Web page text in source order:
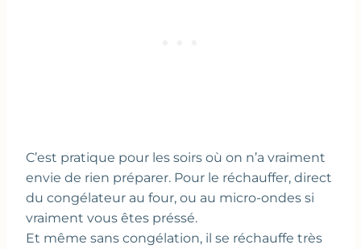
C’est pratique pour les soirs où on n’a vraiment
envie de rien préparer. Pour le réchauffer, direct
du congélateur au four, ou au micro-ondes si
vraiment vous êtes préssé.
Et même sans congélation, il se réchauffe très